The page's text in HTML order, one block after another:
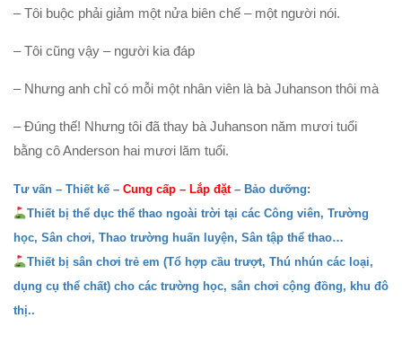
– Tôi buộc phải giảm một nửa biên chế – một người nói.
– Tôi cũng vậy – người kia đáp
– Nhưng anh chỉ có mỗi một nhân viên là bà Juhanson thôi mà
– Đúng thế! Nhưng tôi đã thay bà Juhanson năm mươi tuổi
bằng cô Anderson hai mươi lăm tuổi.
Tư vấn – Thiết kế – Cung cấp – Lắp đặt– Bảo dưỡng:
Thiết bị thể dục thể thao ngoài trời tại các Công viên, Trường
học, Sân chơi, Thao trường huấn luyện, Sân tập thể thao…
Thiết bị sân chơi trẻ em (Tổ hợp cầu trượt, Thú nhún các loại,
dụng cụ thể chất) cho các trường học, sân chơi cộng đồng, khu đô
thị..